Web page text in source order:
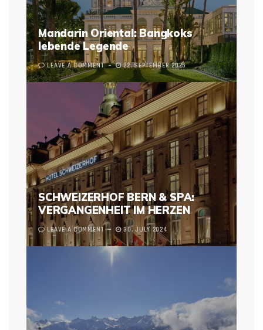
Mandarin Oriental: Bangkoks
lebende Legende
LEAVE A COMMENT 22. SEPTEMBER 2025
SCHWEIZERHOF BERN & SPA:
VERGANGENHEIT IM HERZEN
LEAVE A COMMENT 30. JULY 2024